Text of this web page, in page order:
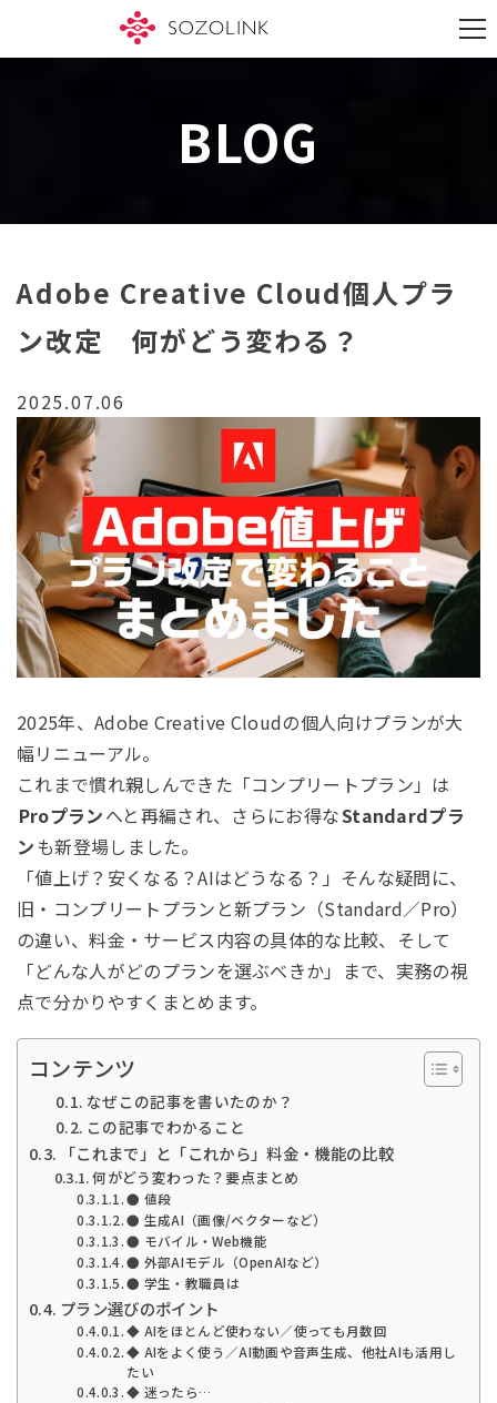
n
M
BLOG
Adobe Creative Cloud個人プラ
ン改定 何がどう変わる？
2025.07.06
2025年、Adobe Creative Cloudの個人向けプランが大
幅リニューアル。
これまで慣れ親しんできた「コンプリートプラン」は
Proプランへと再編され、さらにお得なStandardプラ
ンも新登場しました。
「値上げ？安くなる？AIはどうなる？」そんな疑問に、
旧・コンプリートプランと新プラン（Standard／Pro）
の違い、料金・サービス内容の具体的な比較、そして
「どんな人がどのプランを選ぶべきか」まで、実務の視
点で分かりやすくまとめます。
コンテンツ
なぜこの記事を書いたのか？
この記事でわかること
「これまで」と「これから」料金・機能の比較
何がどう変わった？要点まとめ
● 値段
● 生成AI（画像/ベクターなど）
● モバイル・Web機能
● 外部AIモデル（OpenAIなど）
● 学生・教職員は
プラン選びのポイント
◆ AIをほとんど使わない／使っても月数回
◆ AIをよく使う／AI動画や音声生成、他社AIも活用し
たい
◆ 迷ったら…